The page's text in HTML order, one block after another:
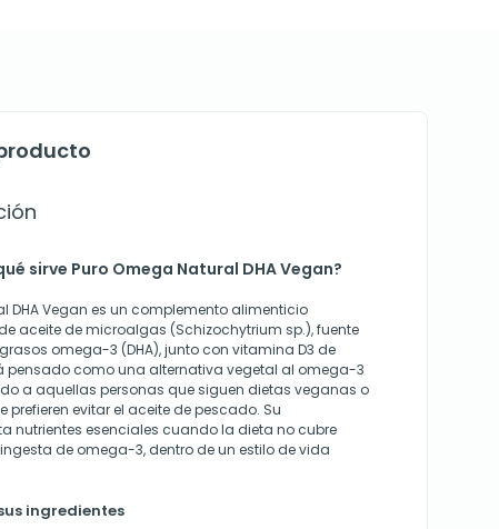
sirve Puro Omega Natural DHA Vegan?
DHA Vegan es un complemento alimenticio
aceite de microalgas (Schizochytrium sp.), fuente
omega-3 (DHA), junto con vitamina D3 de
pensado como una alternativa vegetal al omega-3
a aquellas personas que siguen dietas veganas o
prefieren evitar el aceite de pescado. Su
nutrientes esenciales cuando la dieta no cubre
de omega-3, dentro de un estilo de vida
ingredientes